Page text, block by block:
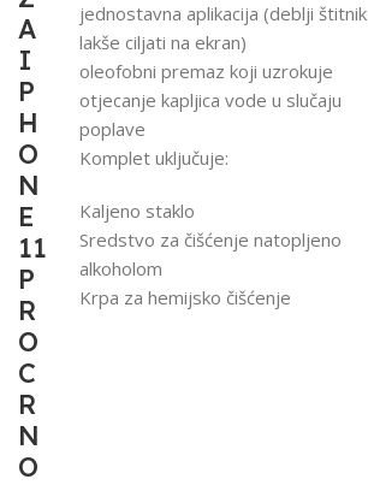
A
I
P
H
O
N
E
11
P
R
O
C
R
N
O
jednostavna aplikacija (deblji štitnik
lakše ciljati na ekran)
oleofobni premaz koji uzrokuje
otjecanje kapljica vode u slučaju
poplave
Komplet uključuje:
Kaljeno staklo
Sredstvo za čišćenje natopljeno
alkoholom
Krpa za hemijsko čišćenje